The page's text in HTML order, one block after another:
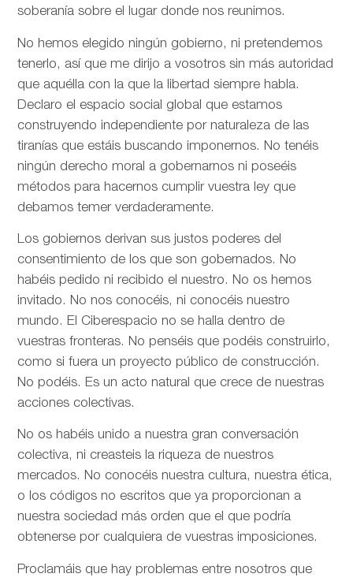
soberanía sobre el lugar donde nos reunimos.
No hemos elegido ningún gobierno, ni pretendemos
tenerlo, así que me dirijo a vosotros sin más autoridad
que aquélla con la que la libertad siempre habla.
Declaro el espacio social global que estamos
construyendo independiente por naturaleza de las
tiranías que estáis buscando imponernos. No tenéis
ningún derecho moral a gobernarnos ni poseéis
métodos para hacernos cumplir vuestra ley que
debamos temer verdaderamente.
Los gobiernos derivan sus justos poderes del
consentimiento de los que son gobernados. No
habéis pedido ni recibido el nuestro. No os hemos
invitado. No nos conocéis, ni conocéis nuestro
mundo. El Ciberespacio no se halla dentro de
vuestras fronteras. No penséis que podéis construirlo,
como si fuera un proyecto público de construcción.
No podéis. Es un acto natural que crece de nuestras
acciones colectivas.
No os habéis unido a nuestra gran conversación
colectiva, ni creasteis la riqueza de nuestros
mercados. No conocéis nuestra cultura, nuestra ética,
o los códigos no escritos que ya proporcionan a
nuestra sociedad más orden que el que podría
obtenerse por cualquiera de vuestras imposiciones.
Proclamáis que hay problemas entre nosotros que